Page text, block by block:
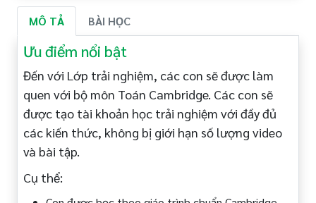
MÔ TẢ BÀI HỌC
Ưu điểm nổi bật
Đến với Lớp trải nghiệm, các con sẽ được làm
quen với bộ môn Toán Cambridge. Các con sẽ
được tạo tài khoản học trải nghiệm với đầy đủ
các kiến thức, không bị giới hạn số lượng video
và bài tập.
Cụ thể: